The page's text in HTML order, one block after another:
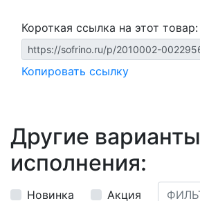
Короткая ссылка на этот товар:
Копировать ссылку
Другие варианты
исполнения:
Новинка
Акция